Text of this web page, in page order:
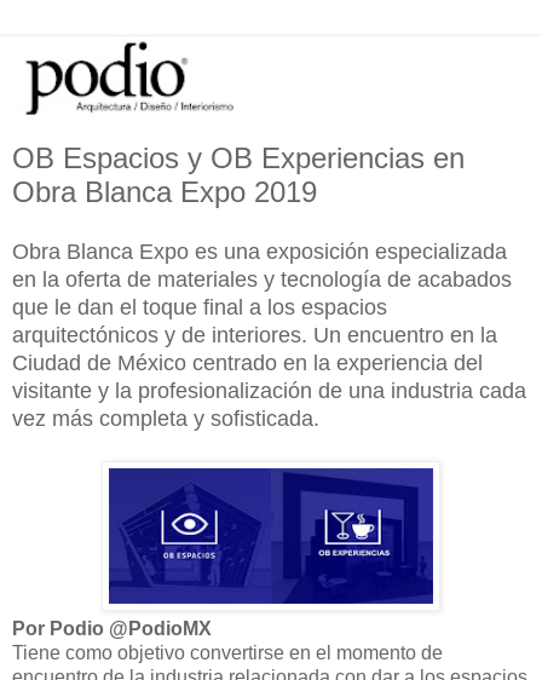
OB Espacios y OB Experiencias en
Obra Blanca Expo 2019
Obra Blanca Expo es una exposición especializada
en la oferta de materiales y tecnología de acabados
que le dan el toque final a los espacios
arquitectónicos y de interiores. Un encuentro en la
Ciudad de México centrado en la experiencia del
visitante y la profesionalización de una industria cada
vez más completa y sofisticada.
Por Podio @PodioMX
Tiene como objetivo convertirse en el momento de